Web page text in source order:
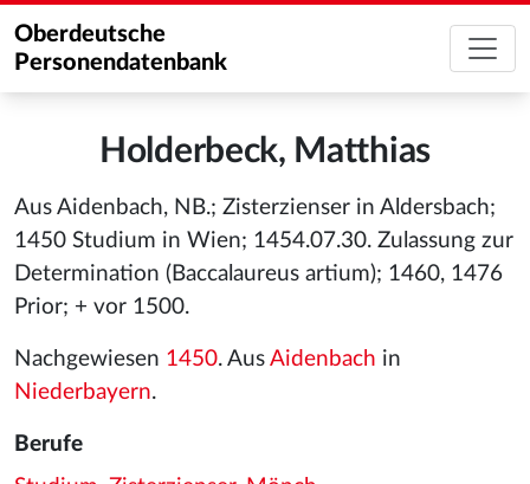
Oberdeutsche
Personendatenbank
Holderbeck, Matthias
Aus Aidenbach, NB.; Zisterzienser in Aldersbach;
1450 Studium in Wien; 1454.07.30. Zulassung zur
Determination (Baccalaureus artium); 1460, 1476
Prior; + vor 1500.
Nachgewiesen 1450. Aus Aidenbach in
Niederbayern.
Berufe